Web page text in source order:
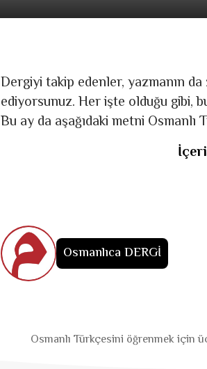
Dergiyi takip edenler, yazmanın
ediyorsunuz. Her işte olduğu gibi,
Bu ay da aşağıdaki metni
Osmanlıca DERGİ
Osmanlı Türkçesini öğrenmek için